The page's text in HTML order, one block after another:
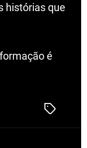
histórias que
é
T